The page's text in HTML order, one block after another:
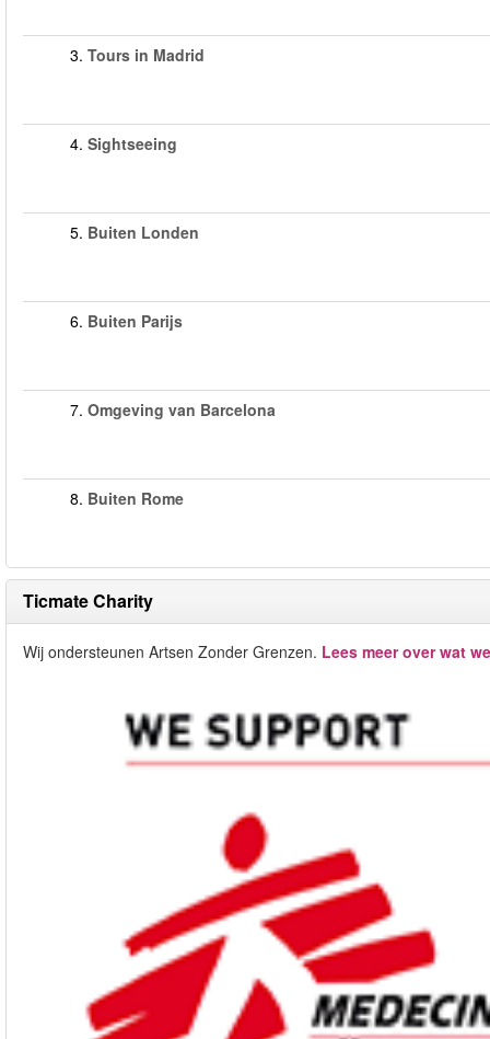
3. Tours in Madrid
4. Sightseeing
5. Buiten Londen
6. Buiten Parijs
7. Omgeving van Barcelona
8. Buiten Rome
Ticmate Charity
Wij ondersteunen Artsen Zonder Grenzen. Lees meer over wat